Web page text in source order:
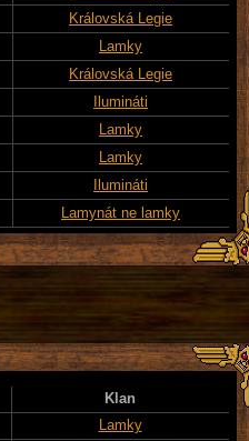
Královská Legie
Lamky
Královská Legie
Ilumináti
Lamky
Lamky
Ilumináti
Lamynát ne lamky
Klan
Lamky